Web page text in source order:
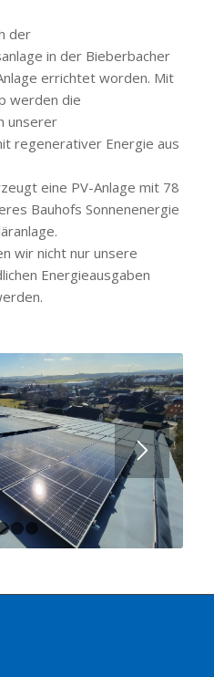
der
in der Bieberbacher
errichtet worden. Mit
werden die
unserer
regenerativer Energie aus
eine PV-Anlage mit 78
Bauhofs Sonnenenergie
wir nicht nur unsere
Energieausgaben
1 2